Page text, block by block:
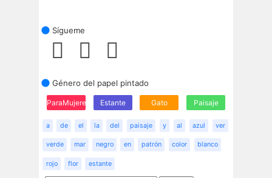
Sígueme
Género del papel pintado
ParaMujeres Estante Gato Paisaje
a de el la del paisaje y al azul ver
verde mar negro en patrón color blanco
rojo flor estante